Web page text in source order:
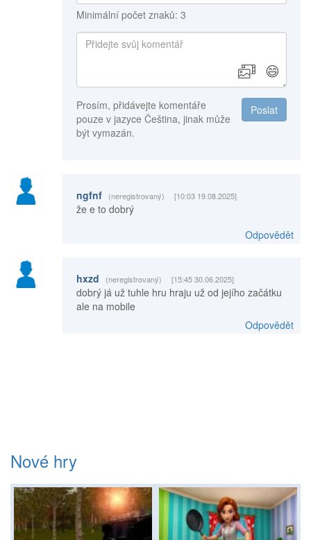
Minimální počet znaků: 3
😄
Poslat
Prosím, přidávejte komentáře
pouze v jazyce Čeština, jinak může
být vymazán.
ngfnf (neregistrovaný) [10:03 19.08.2025]
že e to dobrý
Odpovědět
hxzd (neregistrovaný) [15:45 30.06.2025]
dobrý já už tuhle hru hraju už od jejího začátku
ale na mobile
Odpovědět
Nové hry